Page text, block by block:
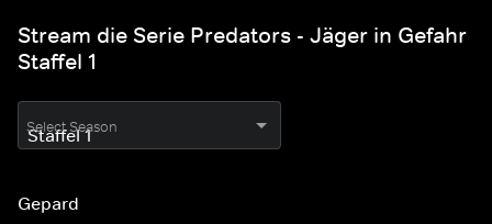
Stream die Serie Predators - Jäger in Gefahr
Staffel 1
Select Season
Gepard